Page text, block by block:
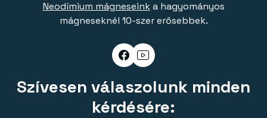
Neodímium mágneseinka hagyományos
mágneseknél 10-szer erősebbek.
Szívesen válaszolunk minden
kérdésére: